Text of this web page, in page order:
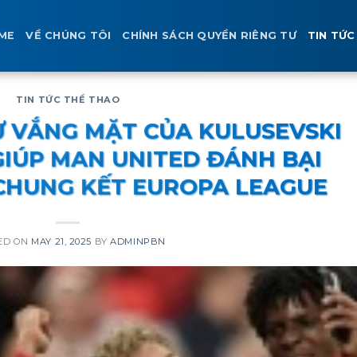
VỀ CHÚNG TÔI CHÍNH SÁCH QUYỀN RIÊNG TƯ TIN
TIN TỨC THỂ THAO
VẮNG MẶT CỦA KULUSEVSKI
MAN UNITED ĐÁNH BẠI
KẾT EUROPA LEAGUE
ON MAY 21, 2025 BYADMINPBN